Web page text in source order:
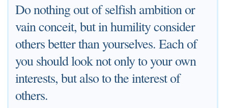
Do nothing out of selfish ambition or
vain conceit, but in humility consider
others better than yourselves. Each of
you should look not only to your own
interests, but also to the interest of
others.